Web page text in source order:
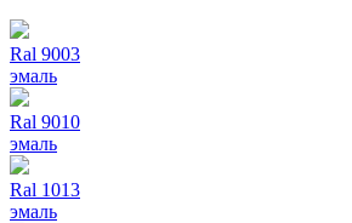
Ral 9003
эмаль
Ral 9010
эмаль
Ral 1013
эмаль